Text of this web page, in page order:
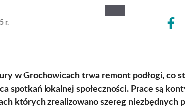
r.
w Grochowicach trwa remont podłogi, co
spotkań lokalnej społeczności. Prace są
których zrealizowano szereg niezbędnych